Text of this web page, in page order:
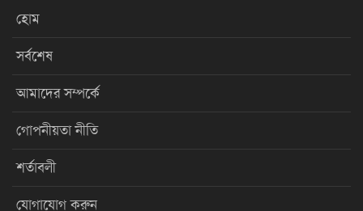
হোম
সর্বশেষ
আমাদের সম্পর্কে
গোপনীয়তা নীতি
শর্তাবলী
যোগাযোগ করুন